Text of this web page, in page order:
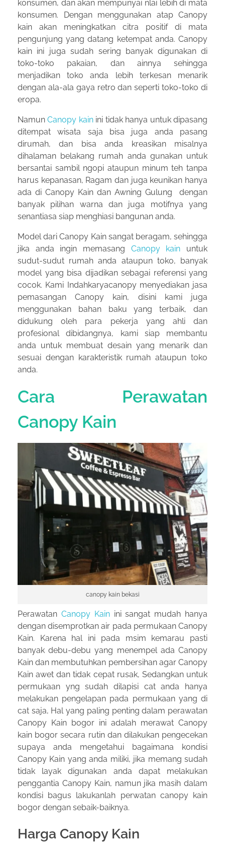
konsumen, dan akan mempunyai nlai lebih di mata
konsumen. Dengan menggunakan atap Canopy
kain akan meningkatkan citra positif di mata
pengunjung yang datang ketempat anda. Canopy
kain ini juga sudah sering banyak digunakan di
toko-toko pakaian, dan ainnya sehingga
menjadikan toko anda lebih terkesan menarik
dengan ala-ala gaya retro dan seperti toko-toko di
eropa.
Namun Canopy kainini tidak hanya untuk dipasang
ditempat wisata saja bisa juga anda pasang
dirumah, dan bisa anda kreasikan misalnya
dihalaman belakang rumah anda gunakan untuk
bersantai sambil ngopi ataupun minum teh tanpa
harus kepanasan, Ragam dan juga keunikan hanya
ada di Canopy Kain dan Awning Gulung dengan
banyak pilihan warna dan juga motifnya yang
senantiasa siap menghiasi bangunan anda.
Model dari Canopy Kain sangat beragam, sehingga
jika anda ingin memasang Canopy kain untuk
sudut-sudut rumah anda ataupun toko, banyak
model yang bisa dijadikan sebagai referensi yang
cocok. Kami Indahkaryacanopy menyediakan jasa
pemasangan Canopy kain, disini kami juga
menggunakan bahan baku yang terbaik, dan
didukung oleh para pekerja yang ahli dan
profesional dibidangnya, kami siap membantu
anda untuk membuat desain yang menarik dan
sesuai dengan karakteristik rumah ataupun toko
anda.
Cara Perawatan
Canopy Kain
canopy kain bekasi
Perawatan Canopy Kainini sangat mudah hanya
dengan disemprotkan air pada permukaan Canopy
Kain. Karena hal ini pada msim kemarau pasti
banyak debu-debu yang menempel ada Canopy
Kain dan membutuhkan pembersihan agar Canopy
Kain awet dan tidak cepat rusak, Sedangkan untuk
permukaan yng sudah dilapisi cat anda hanya
melakukan pengelapan pada permukaan yang di
cat saja, Hal yang paling penting dalam perawatan
Canopy Kain bogor ini adalah merawat Canopy
kain bogor secara rutin dan dilakukan pengecekan
supaya anda mengetahui bagaimana kondisi
Canopy Kain yang anda miliki, jika memang sudah
tidak layak digunakan anda dapat melakukan
penggantia Canopy Kain, namun jika masih dalam
kondisi bagus lakukanlah perwatan canopy kain
bogor dengan sebaik-baiknya.
Harga Canopy Kain